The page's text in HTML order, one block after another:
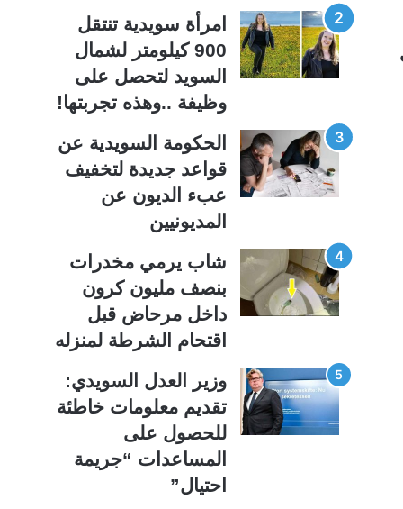
ا
ا
ل
ي
امرأة سويدية تنتقل
900 كيلومتر لشمال
السويد لتحصل على
وظيفة ..وهذه تجربتها!
الحكومة السويدية عن
قواعد جديدة لتخفيف
عبء الديون عن
المديونيين
شاب يرمي مخدرات
بنصف مليون كرون
داخل مرحاض قبل
اقتحام الشرطة لمنزله
وزير العدل السويدي:
تقديم معلومات خاطئة
للحصول على
المساعدات “جريمة
احتيال”